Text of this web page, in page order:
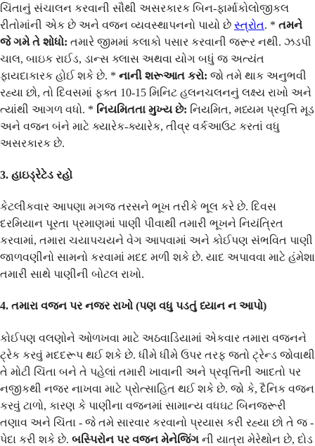
ચિંતાનું સંચાલન કરવાની સૌથી અસરકારક બિન-ફાર્માકોલોજીકલ
રીતોમાંની એક છે અને વજન વ્યવસ્થાપનનો પાયો છે સ્ત્રોત. * તમને
જે ગમે તે શોધો: તમારે જીમમાં કલાકો પસાર કરવાની જરૂર નથી. ઝડપી
ચાલ, બાઇક રાઈડ, ડાન્સ ક્લાસ અથવા યોગ બધું જ અત્યંત
ફાયદાકારક હોઈ શકે છે. * નાની શરૂઆત કરો: જો તમે થાક અનુભવી
રહ્યા છો, તો દિવસમાં ફક્ત 10-15 મિનિટ હલનચલનનું લક્ષ્ય રાખો અને
ત્યાંથી આગળ વધો. * નિયમિતતા મુખ્ય છે: નિયમિત, મધ્યમ પ્રવૃત્તિ મૂડ
અને વજન બંને માટે ક્યારેક-ક્યારેક, તીવ્ર વર્કઆઉટ કરતાં વધુ
અસરકારક છે.
3. હાઇડ્રેટેડ રહો
કેટલીકવાર આપણા મગજ તરસને ભૂખ તરીકે ભૂલ કરે છે. દિવસ
દરમિયાન પૂરતા પ્રમાણમાં પાણી પીવાથી તમારી ભૂખને નિયંત્રિત
કરવામાં, તમારા ચયાપચયને વેગ આપવામાં અને કોઈપણ સંભવિત પાણી
જાળવણીનો સામનો કરવામાં મદદ મળી શકે છે. યાદ અપાવવા માટે હંમેશા
તમારી સાથે પાણીની બોટલ રાખો.
4. તમારા વજન પર નજર રાખો (પણ વધુ પડતું ધ્યાન ન આપો)
કોઈપણ વલણોને ઓળખવા માટે અઠવાડિયામાં એકવાર તમારા વજનને
ટ્રેક કરવું મદદરૂપ થઈ શકે છે. ધીમે ધીમે ઉપર તરફ જતો ટ્રેન્ડ જોવાથી
તે મોટી ચિંતા બને તે પહેલાં તમારી ખાવાની અને પ્રવૃત્તિની આદતો પર
નજીકથી નજર નાખવા માટે પ્રોત્સાહિત થઈ શકે છે. જો કે, દૈનિક વજન
કરવું ટાળો, કારણ કે પાણીના વજનમાં સામાન્ય વધઘટ બિનજરૂરી
તણાવ અને ચિંતા - જે તમે સારવાર કરવાનો પ્રયાસ કરી રહ્યા છો તે જ -
પેદા કરી શકે છે. બસ્પિરોન પર વજન મેનેજિંગ ની યાત્રા મેરેથોન છે, દોડ